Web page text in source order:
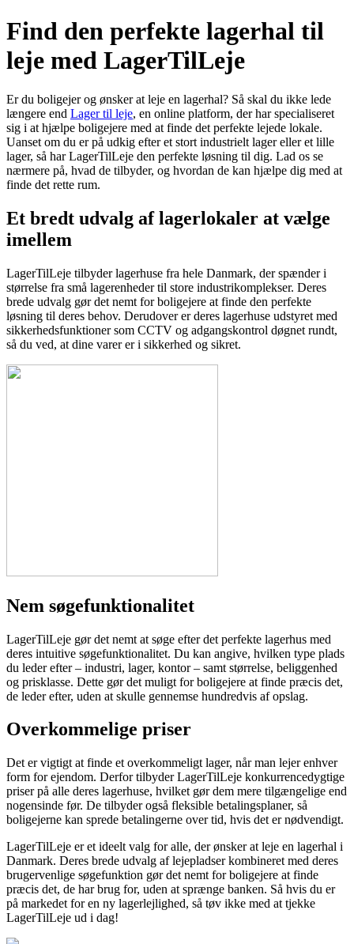
Find den perfekte lagerhal til
leje med LagerTilLeje
Er du boligejer og ønsker at leje en lagerhal? Så skal du ikke lede
længere end Lager til leje, en online platform, der har specialiseret
sig i at hjælpe boligejere med at finde det perfekte lejede lokale.
Uanset om du er på udkig efter et stort industrielt lager eller et lille
lager, så har LagerTilLeje den perfekte løsning til dig. Lad os se
nærmere på, hvad de tilbyder, og hvordan de kan hjælpe dig med at
finde det rette rum.
Et bredt udvalg af lagerlokaler at vælge
imellem
LagerTilLeje tilbyder lagerhuse fra hele Danmark, der spænder i
størrelse fra små lagerenheder til store industrikomplekser. Deres
brede udvalg gør det nemt for boligejere at finde den perfekte
løsning til deres behov. Derudover er deres lagerhuse udstyret med
sikkerhedsfunktioner som CCTV og adgangskontrol døgnet rundt,
så du ved, at dine varer er i sikkerhed og sikret.
Nem søgefunktionalitet
LagerTilLeje gør det nemt at søge efter det perfekte lagerhus med
deres intuitive søgefunktionalitet. Du kan angive, hvilken type plads
du leder efter – industri, lager, kontor – samt størrelse, beliggenhed
og prisklasse. Dette gør det muligt for boligejere at finde præcis det,
de leder efter, uden at skulle gennemse hundredvis af opslag.
Overkommelige priser
Det er vigtigt at finde et overkommeligt lager, når man lejer enhver
form for ejendom. Derfor tilbyder LagerTilLeje konkurrencedygtige
priser på alle deres lagerhuse, hvilket gør dem mere tilgængelige end
nogensinde før. De tilbyder også fleksible betalingsplaner, så
boligejerne kan sprede betalingerne over tid, hvis det er nødvendigt.
LagerTilLeje er et ideelt valg for alle, der ønsker at leje en lagerhal i
Danmark. Deres brede udvalg af lejepladser kombineret med deres
brugervenlige søgefunktion gør det nemt for boligejere at finde
præcis det, de har brug for, uden at sprænge banken. Så hvis du er
på markedet for en ny lagerlejlighed, så tøv ikke med at tjekke
LagerTilLeje ud i dag!